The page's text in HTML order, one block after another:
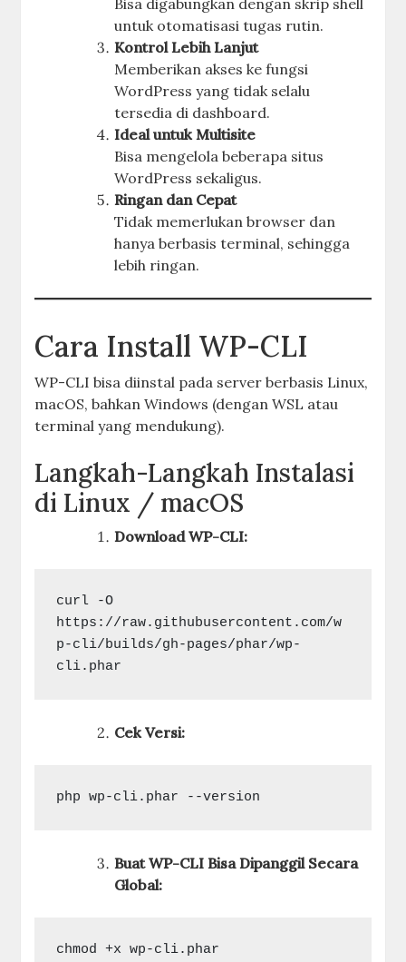
untuk otomatisasi tugas rutin.
Kontrol Lebih Lanjut
Memberikan akses ke fungsi
WordPress yang tidak selalu
tersedia di dashboard.
Ideal untuk Multisite
Bisa mengelola beberapa situs
WordPress sekaligus.
Ringan dan Cepat
Tidak memerlukan browser dan
hanya berbasis terminal, sehingga
lebih ringan.
Cara Install WP-CLI
WP-CLI bisa diinstal pada server berbasis Linux,
macOS, bahkan Windows (dengan WSL atau
terminal yang mendukung).
Langkah-Langkah Instalasi
di Linux / macOS
Download WP-CLI:
curl -O
https://raw.githubusercontent.com/w
p-cli/builds/gh-pages/phar/wp-
Cek Versi:
Buat WP-CLI Bisa Dipanggil Secara
Global:
chmod +x wp-cli.phar